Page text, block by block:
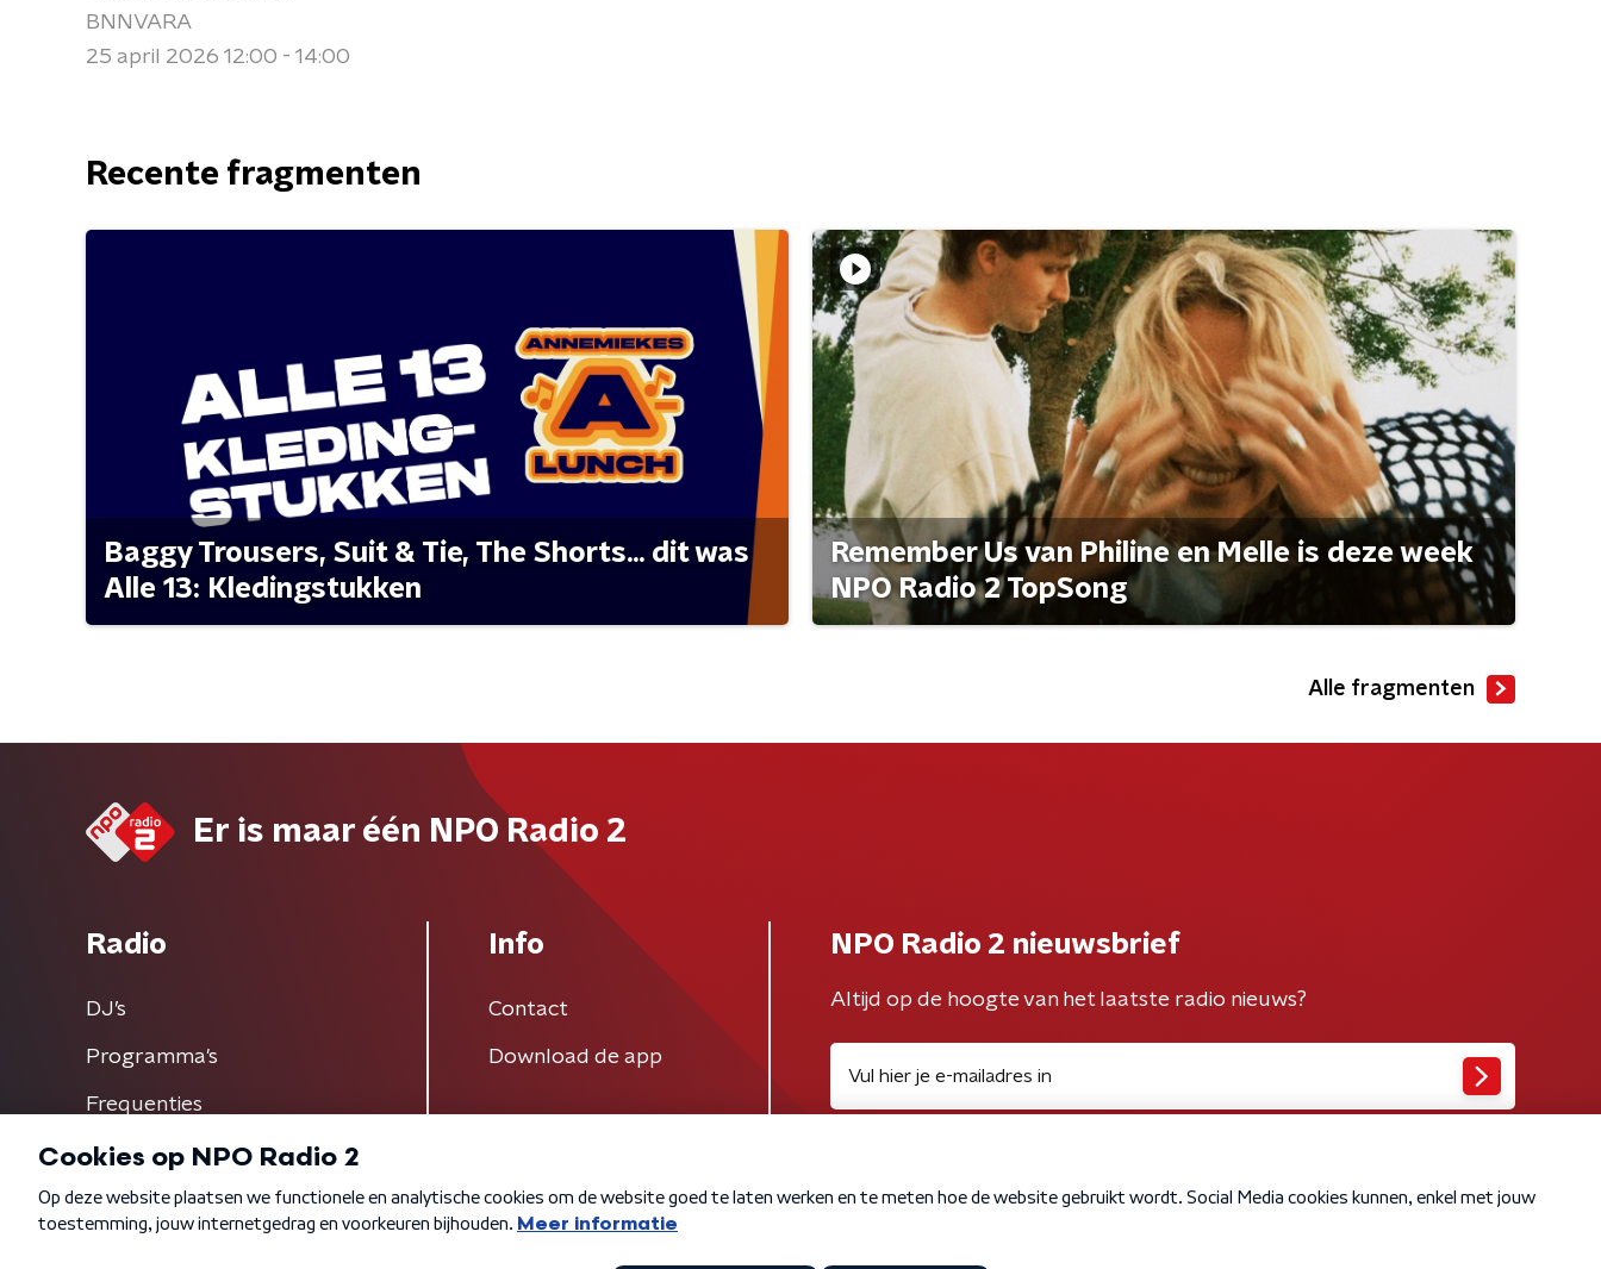
BNNVARA
25 april 2026 12:00 - 14:00
Recente fragmenten
Baggy Trousers, Suit & Tie, The Shorts... dit was
Alle 13: Kledingstukken
Remember Us van Philine en Melle is deze week
NPO Radio 2 TopSong
Alle fragmenten
Er is maar één NPO Radio 2
Radio
DJ’s
Programma's
Frequenties
Info
Contact
Download de app
NPO Radio 2 nieuwsbrief
Altijd op de hoogte van het laatste radio nieuws?
Algemene voorwaarden Privacybeleid